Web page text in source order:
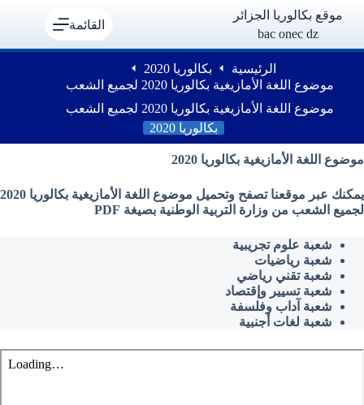
موقع بكالوريا الجزائر
bac onec dz
القائمة
الرئيسية
بكالوريا 2020
موضوع اللغة الأمازيغية بكالوريا 2020 لجميع الشعب
موضوع اللغة الأمازيغية بكالوريا 2020 لجميع الشعب
بكالوريا 2020
موضوع اللغة الأمازيغية بكالوريا 2020
يمكنك عبر موقعنا تصفح وتحميل موضوع اللغة الأمازيغية بكالوريا 2020
لجميع الشعب من وزارة التربية الوطنية بصيغة PDF
شعبة علوم تجريبية
شعبة رياضيات
شعبة تقني رياضي
شعبة تسيير وإقتصاد
شعبة آداب وفلسفة
شعبة لغات أجنبية